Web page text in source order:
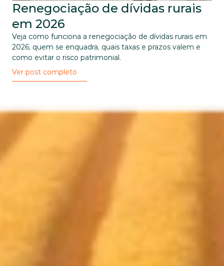
Renegociação de dívidas rurais
em 2026
Veja como funciona a renegociação de dívidas rurais em
2026, quem se enquadra, quais taxas e prazos valem e
como evitar o risco patrimonial.
Ver post completo